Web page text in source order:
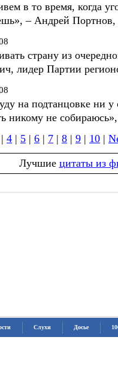
в то время, когда
– Андрей
страну из
лидер Партии
на подтанцовке ни
никому не
| 4 | 5 | 6 | 7 | 8 | 9 | 10 |
Лучшие цитаты из
Слухи Досье